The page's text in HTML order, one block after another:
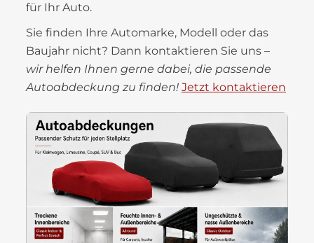
für Ihr Auto.
Sie finden Ihre Automarke, Modell oder das
Baujahr nicht? Dann kontaktieren Sie uns –
wir helfen Ihnen gerne dabei, die passende
Autoabdeckung zu finden! Jetzt kontaktieren